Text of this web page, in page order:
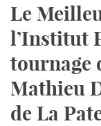
Le
l’Institut
tournage
Mathieu
de La